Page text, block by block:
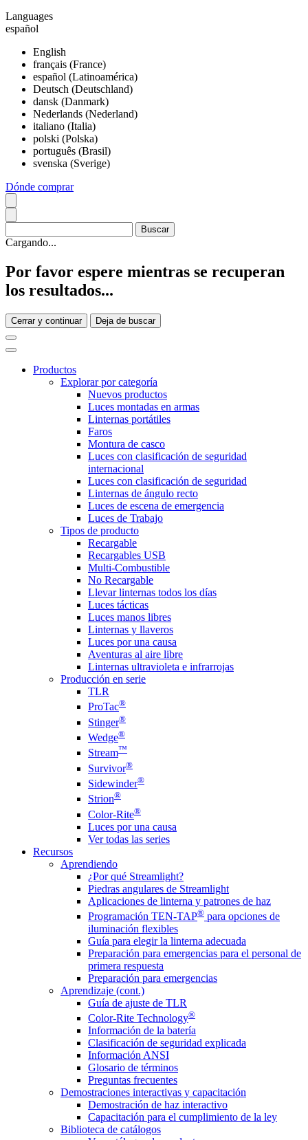
Languages
español
English
français (France)
español (Latinoamérica)
Deutsch (Deutschland)
dansk (Danmark)
Nederlands (Nederland)
italiano (Italia)
polski (Polska)
português (Brasil)
svenska (Sverige)
Dónde comprar
Cargando...
Por favor espere mientras se recuperan
los resultados...
Cerrar y continuar Deja de buscar
Productos
Explorar por categoría
Nuevos productos
Luces montadas en armas
Linternas portátiles
Faros
Montura de casco
Luces con clasificación de seguridad
internacional
Luces con clasificación de seguridad
Linternas de ángulo recto
Luces de escena de emergencia
Luces de Trabajo
Tipos de producto
Recargable
Recargables USB
Multi-Combustible
No Recargable
Llevar linternas todos los días
Luces tácticas
Luces manos libres
Linternas y llaveros
Luces por una causa
Aventuras al aire libre
Linternas ultravioleta e infrarrojas
Producción en serie
TLR
ProTac®
Stinger®
Wedge®
Stream™
Survivor®
Sidewinder®
Strion®
Color-Rite®
Luces por una causa
Ver todas las series
Recursos
Aprendiendo
¿Por qué Streamlight?
Piedras angulares de Streamlight
Aplicaciones de linterna y patrones de haz
Programación TEN-TAP® para opciones de
iluminación flexibles
Guía para elegir la linterna adecuada
Preparación para emergencias para el personal de
primera respuesta
Preparación para emergencias
Aprendizaje (cont.)
Guía de ajuste de TLR
Color-Rite Technology®
Información de la batería
Clasificación de seguridad explicada
Información ANSI
Glosario de términos
Preguntas frecuentes
Demostraciones interactivas y capacitación
Demostración de haz interactivo
Capacitación para el cumplimiento de la ley
Biblioteca de catálogos